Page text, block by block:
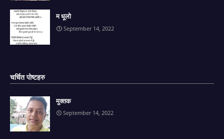
म धूलो
September 14, 2022
चर्चित पोष्टहरु
मुक्तक
September 14, 2022